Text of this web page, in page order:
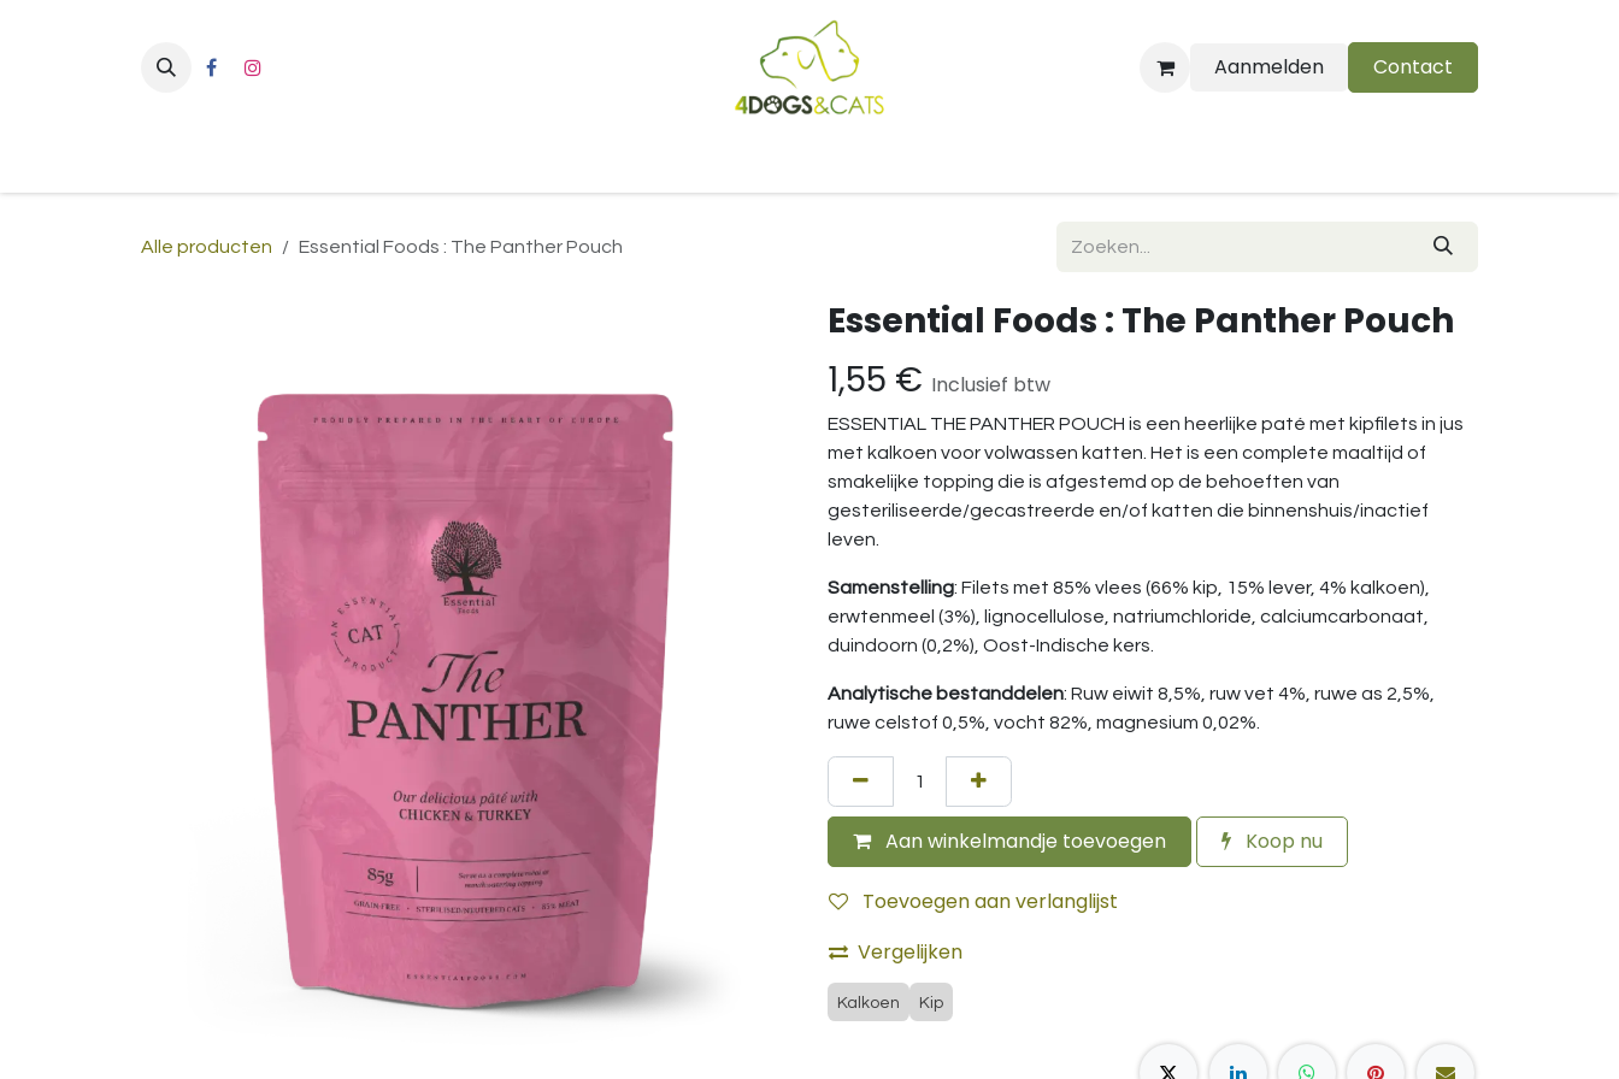
Aanmelden
Contact
Alle producten Essential Foods : The Panther Pouch
Essential Foods : The Panther Pouch
1,55 € Inclusief btw
ESSENTIAL THE PANTHER POUCH is een heerlijke paté met kipfilets in jus
met kalkoen voor volwassen katten. Het is een complete maaltijd of
smakelijke topping die is afgestemd op de behoeften van
gesteriliseerde/gecastreerde en/of katten die binnenshuis/inactief
leven.
Samenstelling: Filets met 85% vlees (66% kip, 15% lever, 4% kalkoen),
erwtenmeel (3%), lignocellulose, natriumchloride, calciumcarbonaat,
duindoorn (0,2%), Oost-Indische kers.
Analytische bestanddelen: Ruw eiwit 8,5%, ruw vet 4%, ruwe as 2,5%,
ruwe celstof 0,5%, vocht 82%, magnesium 0,02%.
Aan winkelmandje toevoegen Koop nu
Toevoegen aan verlanglijst
Vergelijken
Kalkoen Kip